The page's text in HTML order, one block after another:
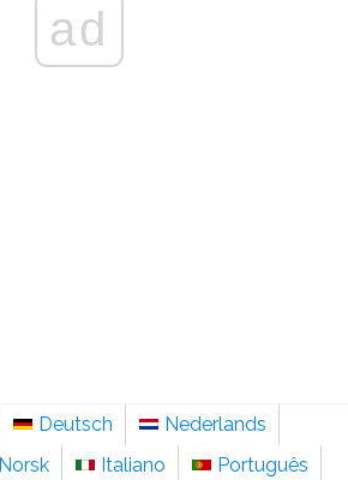
ad
Deutsch
Nederlands
Norsk Italiano Português